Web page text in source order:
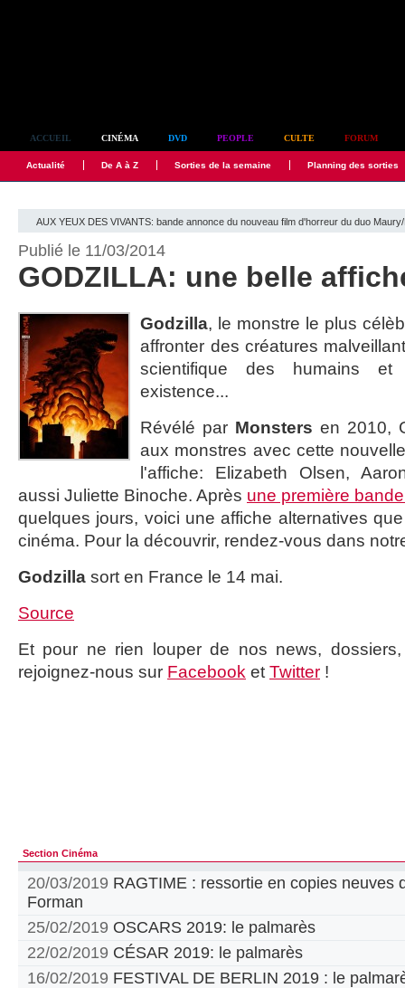
ACCUEIL CINÉMA DVD PEOPLE CULTE FORUM
Actualité De A à Z Sorties de la semaine Planning des sorties
AUX YEUX DES VIVANTS: bande annonce du nouveau film d'horreur du duo
Publié le 11/03/2014
GODZILLA: une belle
Godzilla, le monstre le plus
affronter des créatures
scientifique des humains
existence...
Révélé par Monsters en 2010,
aux monstres avec cette
l'affiche: Elizabeth Olsen,
aussi Juliette Binoche. Après une première
quelques jours, voici une affiche alternatives
cinéma. Pour la découvrir, rendez-vous dans
Godzilla sort en France le 14 mai.
Source
Et pour ne rien louper de nos news,
rejoignez-nous sur Facebook et Twitter !
Section Cinéma
20/03/2019 RAGTIME : ressortie en copies neuves
Forman
25/02/2019 OSCARS 2019: le palmarès
22/02/2019 CÉSAR 2019: le palmarès
16/02/2019 FESTIVAL DE BERLIN 2019 : le